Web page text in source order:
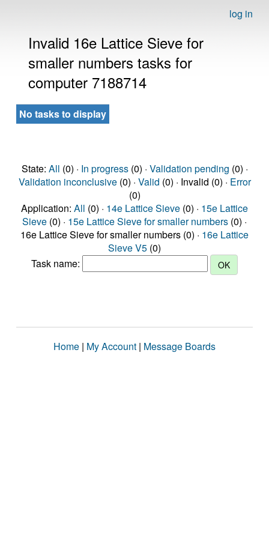
log in
Invalid 16e Lattice Sieve for
smaller numbers tasks for
computer 7188714
No tasks to display
State: All (0) · In progress(0) · Validation pending (0) ·
Validation inconclusive(0) · Valid (0) · Invalid (0) · Error
(0)
Application: All (0) · 14e Lattice Sieve (0) · 15e Lattice
Sieve (0) · 15e Lattice Sieve for smaller numbers (0) ·
16e Lattice Sieve for smaller numbers (0) · 16e Lattice
Sieve V5 (0)
Task name:
Home | My Account | Message Boards